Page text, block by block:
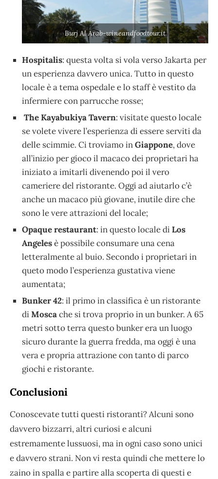
Burj Al Arab-wineandfoodtour.it
Hospitalis: questa volta si vola verso Jakarta per
un esperienza davvero unica. Tutto in questo
locale è a tema ospedale e lo staff è vestito da
infermiere con parrucche rosse;
The Kayabukiya Tavern: visitate questo locale
se volete vivere l’esperienza di essere serviti da
delle scimmie. Ci troviamo inGiappone, dove
all’inizio per gioco il macaco dei proprietari ha
iniziato a imitarli divenendo poi il vero
cameriere del ristorante. Oggi ad aiutarlo c’è
anche un macaco più giovane, inutile dire che
sono le vere attrazioni del locale;
Opaque restaurant: in questo locale diLos
Angelesè possibile consumare una cena
letteralmente al buio. Secondo i proprietari in
queto modo l’esperienza gustativa viene
aumentata;
Bunker 42: il primo in classifica è un ristorante
diMoscache si trova proprio in un bunker. A 65
metri sotto terra questo bunker era un luogo
sicuro durante la guerra fredda, ma oggi è una
vera e propria attrazione con tanto di parco
giochi e ristorante.
Conclusioni
Conoscevate tutti questi ristoranti? Alcuni sono
davvero bizzarri, altri curiosi e alcuni
estremamente lussuosi, ma in ogni caso sono unici
e davvero strani. Non vi resta quindi che mettere lo
zaino in spalla e partire alla scoperta di questi e